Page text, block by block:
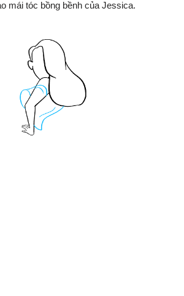
mái tóc bồng bềnh của Jessica.